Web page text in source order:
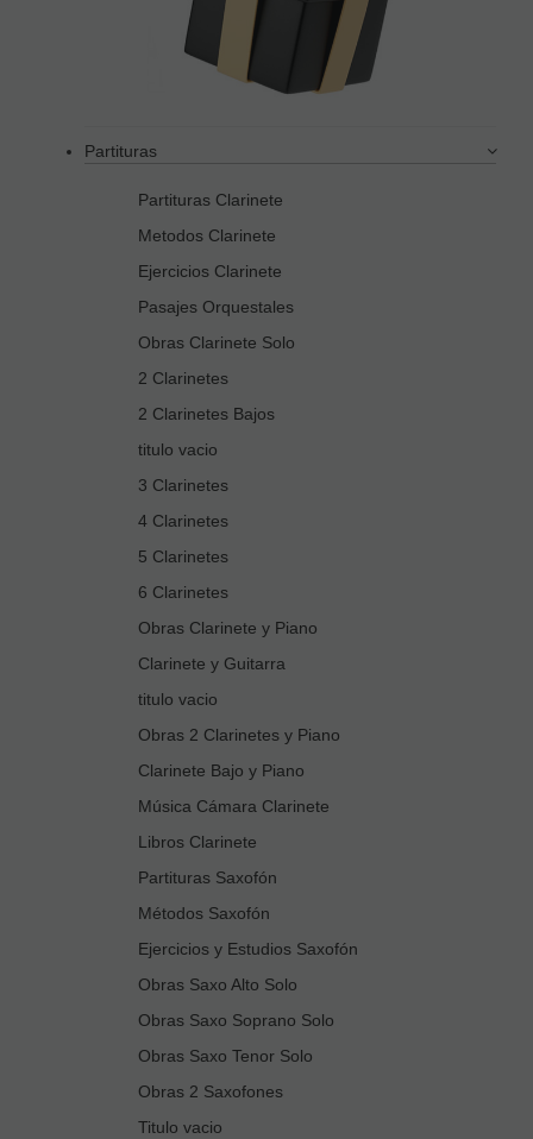
Partituras
Partituras Clarinete
Metodos Clarinete
Ejercicios Clarinete
Pasajes Orquestales
Obras Clarinete Solo
2 Clarinetes
2 Clarinetes Bajos
titulo vacio
3 Clarinetes
4 Clarinetes
5 Clarinetes
6 Clarinetes
Obras Clarinete y Piano
Clarinete y Guitarra
titulo vacio
Obras 2 Clarinetes y Piano
Clarinete Bajo y Piano
Música Cámara Clarinete
Libros Clarinete
Partituras Saxofón
Métodos Saxofón
Ejercicios y Estudios Saxofón
Obras Saxo Alto Solo
Obras Saxo Soprano Solo
Obras Saxo Tenor Solo
Obras 2 Saxofones
Titulo vacio